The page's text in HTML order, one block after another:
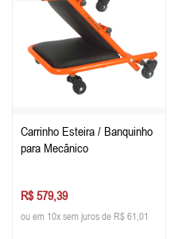
Carrinho Esteira / Banquinho
para Mecânico
R$ 579,39
ou em 10x sem juros de R$ 61,01